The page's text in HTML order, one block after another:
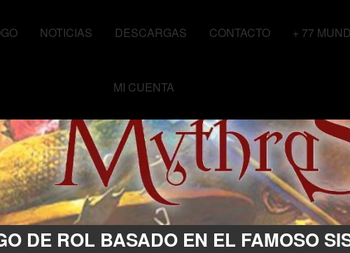
NOTICIAS DESCARGAS CONTACTO + 77
MI CUENTA
DE ROL BASADO EN EL FAMOSO